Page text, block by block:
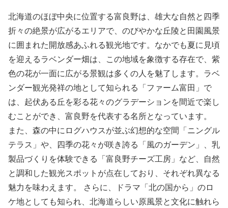
北海道のほぼ中央に位置する富良野は、雄大な自然と四季
折々の絶景が広がるエリアで、のびやかな丘陵と田園風景
に囲まれた開放感あふれる観光地です。なかでも夏に見頃
を迎えるラベンダー畑は、この地域を象徴する存在で、紫
色の花が一面に広がる景観は多くの人を魅了します。ラベ
ンダー観光発祥の地として知られる「ファーム富田」で
は、起伏ある丘を彩る花々のグラデーションを間近で楽し
むことができ、富良野を代表する名所となっています。
また、森の中にログハウスが並ぶ幻想的な空間「ニングル
テラス」や、四季の花々が咲き誇る「風のガーデン」、乳
製品づくりを体験できる「富良野チーズ工房」など、自然
と調和した観光スポットが点在しており、それぞれ異なる
魅力を味わえます。 さらに、ドラマ「北の国から」のロ
ケ地としても知られ、北海道らしい原風景と文化に触れら